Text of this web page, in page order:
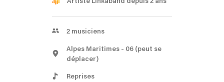
2 musiciens
Alpes Maritimes - 06 (peut se
déplacer)
Reprises